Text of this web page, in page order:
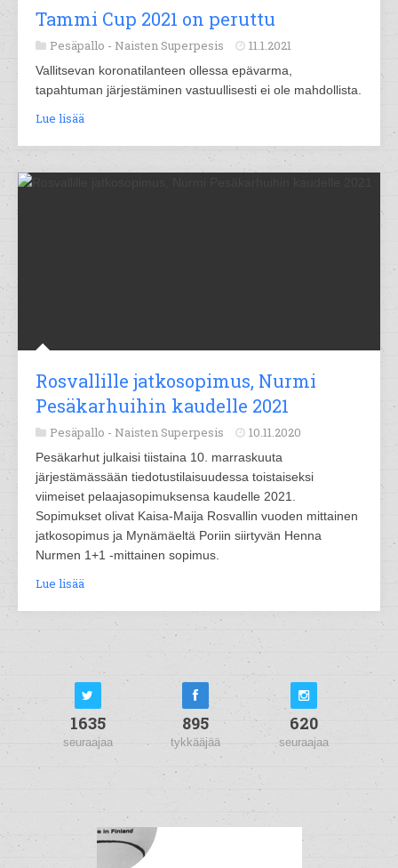
Tammi Cup 2021 on peruttu
Pesäpallo - Naisten Superpesis 11.1.2021
Vallitsevan koronatilanteen ollessa epävarma,
tapahtuman järjestäminen vastuullisesti ei ole mahdollista.
Lue lisää
Rosvallille jatkosopimus, Nurmi
Pesäkarhuihin kaudelle 2021
Pesäpallo - Naisten Superpesis 10.11.2020
Pesäkarhut julkaisi tiistaina 10. marraskuuta
järjestämässään tiedotustilaisuudessa toistaiseksi
viimeiset pelaajasopimuksensa kaudelle 2021.
Sopimukset olivat Kaisa-Maija Rosvallin vuoden mittainen
jatkosopimus ja Mynämäeltä Poriin siirtyvän Henna
Nurmen 1+1 -mittainen sopimus.
Lue lisää
1635
seuraajaa
895
tykkääjää
620
seuraajaa